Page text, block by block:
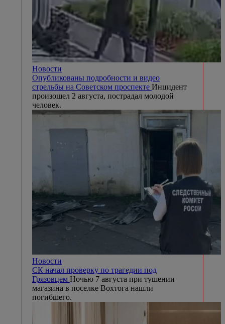
Новости
Опубликованы подробности и видео
стрельбы на Советском проспекте Инцидент
произошел 2 августа, пострадал молодой
человек.
Новости
СК начал проверку по трагедии под
Грязовцем Ночью 7 августа при тушении
магазина в поселке Вохтога нашли
погибшего.